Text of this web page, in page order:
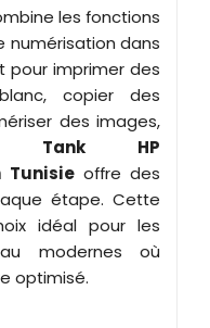
les fonctions
numérisation dans
pour imprimer des
copier des
des images,
Tank HP
Tunisieoffre des
étape. Cette
idéal pour les
modernes où
optimisé.